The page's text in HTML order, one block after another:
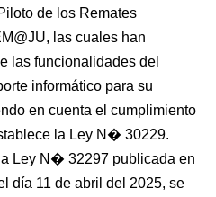
de los Remates
las cuales han
las funcionalidades del
informático para su
en cuenta el cumplimiento
la Ley N� 30229.
Ley N� 32297 publicada en
día 11 de abril del 2025, se